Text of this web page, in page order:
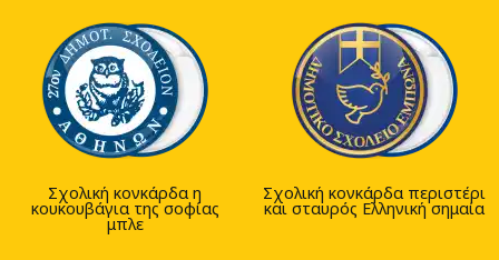
Σχολική κονκάρδα η
κουκουβάγια της σοφίας
μπλε
Σχολική κονκάρδα περιστέρι
και σταυρός Ελληνική σημαία